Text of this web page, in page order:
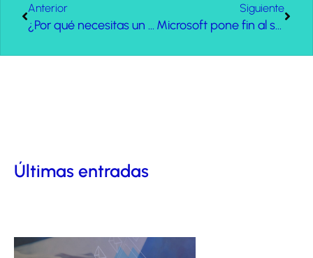
Anterior
¿Por qué necesitas un firewall para tu empresa?
Siguiente
Microsoft pone fin al soporte de Windows 10: ¿cómo afecta a tu empresa?
Últimas entradas